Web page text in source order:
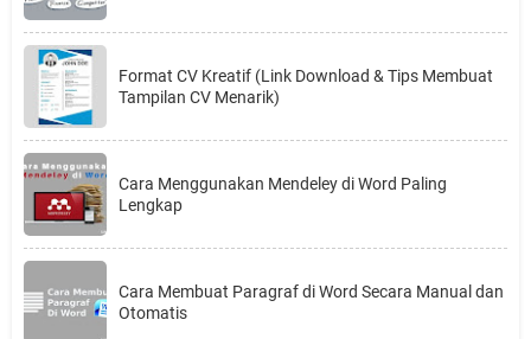
Format CV Kreatif (Link Download & Tips Membuat
Tampilan CV Menarik)
Cara Menggunakan Mendeley di Word Paling
Lengkap
Cara Membuat Paragraf di Word Secara Manual dan
Otomatis